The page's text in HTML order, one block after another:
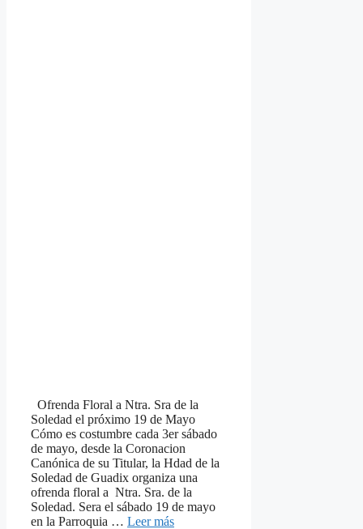
Ofrenda Floral a Ntra. Sra de la
Soledad el próximo 19 de Mayo
Cómo es costumbre cada 3er sábado
de mayo, desde la Coronacion
Canónica de su Titular, la Hdad de la
Soledad de Guadix organiza una
ofrenda floral a Ntra. Sra. de la
Soledad. Sera el sábado 19 de mayo
en la Parroquia … Leer más